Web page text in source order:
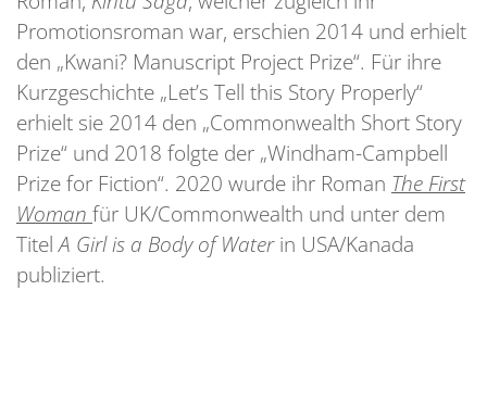
Promotionsroman war, erschien 2014 und erhielt
den „Kwani? Manuscript Project Prize“. Für ihre
Kurzgeschichte „Let’s Tell this Story Properly“
erhielt sie 2014 den „Commonwealth Short Story
Prize“ und 2018 folgte der „Windham-Campbell
Prize for Fiction“. 2020 wurde ihr Roman The First
Woman für UK/Commonwealth und unter dem
TitelA Girl is a Body of Waterin USA/Kanada
publiziert.